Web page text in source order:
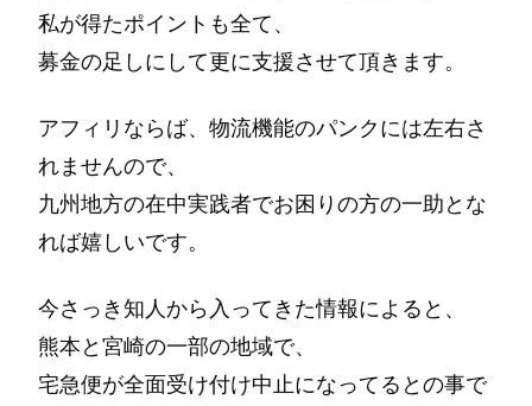
私が得たポイントも全て、
募金の足しにして更に支援させて頂きます。
アフィリならば、物流機能のパンクには左右さ
れませんので、
九州地方の在中実践者でお困りの方の一助とな
れば嬉しいです。
今さっき知人から入ってきた情報によると、
熊本と宮崎の一部の地域で、
宅急便が全面受け付け中止になってるとの事で